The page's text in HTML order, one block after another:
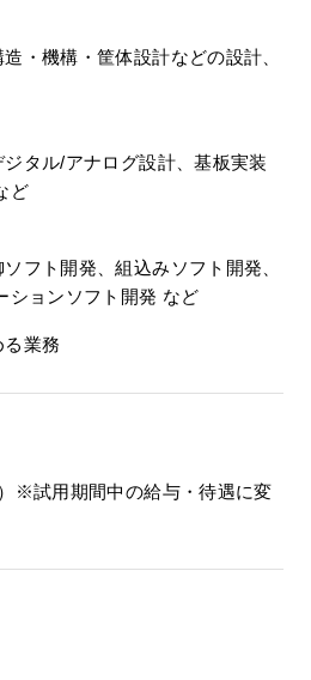
・機構・筐体設計などの設計、
ジタル/アナログ設計、基板実装
ど
フト開発、組込みソフト開発、
ションソフト開発 など
業務
※試用期間中の給与・待遇に変